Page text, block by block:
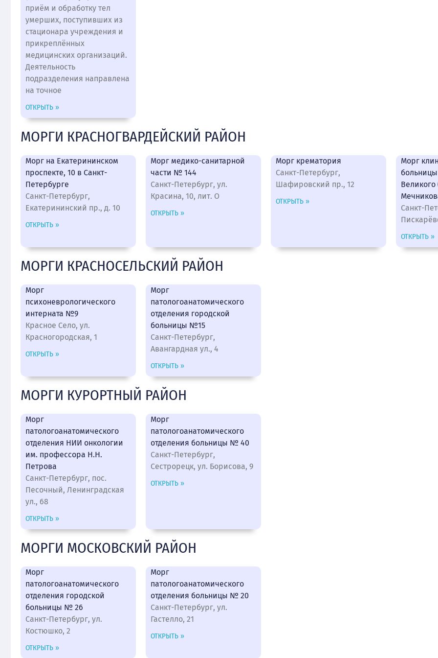
приём и обработку тел
умерших, поступивших из
стационара учреждения и
прикреплённых
медицинских организаций.
Деятельность
подразделения направлена
на точное
ОТКРЫТЬ »
МОРГИ КРАСНОГВАРДЕЙСКИЙ РАЙОН
Морг на Екатерининском
проспекте, 10 в Санкт-
Петербурге
Санкт-Петербург,
Екатерининский пр., д. 10
ОТКРЫТЬ »
Морг медико-санитарной
части № 144
Санкт-Петербург, ул.
Красина, 10, лит. О
ОТКРЫТЬ »
Морг крематория
Санкт-Петербург,
Шафировский пр., 12
ОТКРЫТЬ »
Морг
Санкт-
ОТКРЫТЬ »
МОРГИ КРАСНОСЕЛЬСКИЙ РАЙОН
Морг
психоневрологического
интерната №9
Красное Село, ул.
Красногородская, 1
ОТКРЫТЬ »
Морг
патологоанатомического
отделения городской
больницы №15
Санкт-Петербург,
Авангардная ул., 4
ОТКРЫТЬ »
МОРГИ КУРОРТНЫЙ РАЙОН
Морг
патологоанатомического
отделения НИИ онкологии
им. профессора Н.Н.
Петрова
Санкт-Петербург, пос.
Песочный, Ленинградская
ул., 68
ОТКРЫТЬ »
Морг
патологоанатомического
отделения больницы № 40
Санкт-Петербург,
Сестрорецк, ул. Борисова, 9
ОТКРЫТЬ »
МОРГИ МОСКОВСКИЙ РАЙОН
Морг
патологоанатомического
отделения городской
больницы № 26
Санкт-Петербург, ул.
Костюшко, 2
ОТКРЫТЬ »
Морг
патологоанатомического
отделения больницы № 20
Санкт-Петербург, ул.
Гастелло, 21
ОТКРЫТЬ »